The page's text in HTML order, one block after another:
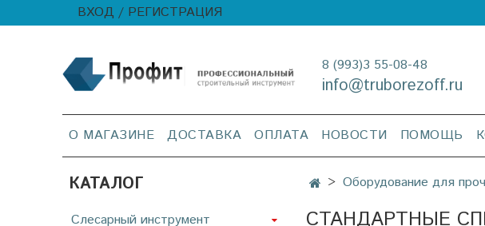
ВХОД / РЕГИСТРАЦИЯ
8 (993)3 55-08-48
info@truborezoff.ru
О МАГАЗИНЕ ДОСТАВКА ОПЛАТА НОВОСТИ ПОМОЩЬ
Оборудование для
СТАНДАРТНЫЕ
КАТАЛОГ
Слесарный инструмент